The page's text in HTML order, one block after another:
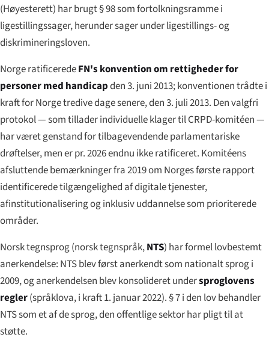
(Høyesterett) har brugt § 98 som fortolkningsramme i
ligestillingssager, herunder sager under ligestillings- og
diskrimineringsloven.
Norge ratificeredeFN's konvention om rettigheder for
personer med handicapden 3. juni 2013; konventionen trådte i
kraft for Norge tredive dage senere, den 3. juli 2013. Den valgfri
protokol — som tillader individuelle klager til CRPD-komitéen —
har været genstand for tilbagevendende parlamentariske
drøftelser, men er pr. 2026 endnu ikke ratificeret. Komitéens
afsluttende bemærkninger fra 2019 om Norges første rapport
identificerede tilgængelighed af digitale tjenester,
afinstitutionalisering og inklusiv uddannelse som prioriterede
områder.
Norsk tegnsprog (norsk tegnspråk,NTS) har formel lovbestemt
anerkendelse: NTS blev først anerkendt som nationalt sprog i
2009, og anerkendelsen blev konsolideret undersproglovens
regler(språklova, i kraft 1. januar 2022). § 7 i den lov behandler
NTS som et af de sprog, den offentlige sektor har pligt til at
støtte.